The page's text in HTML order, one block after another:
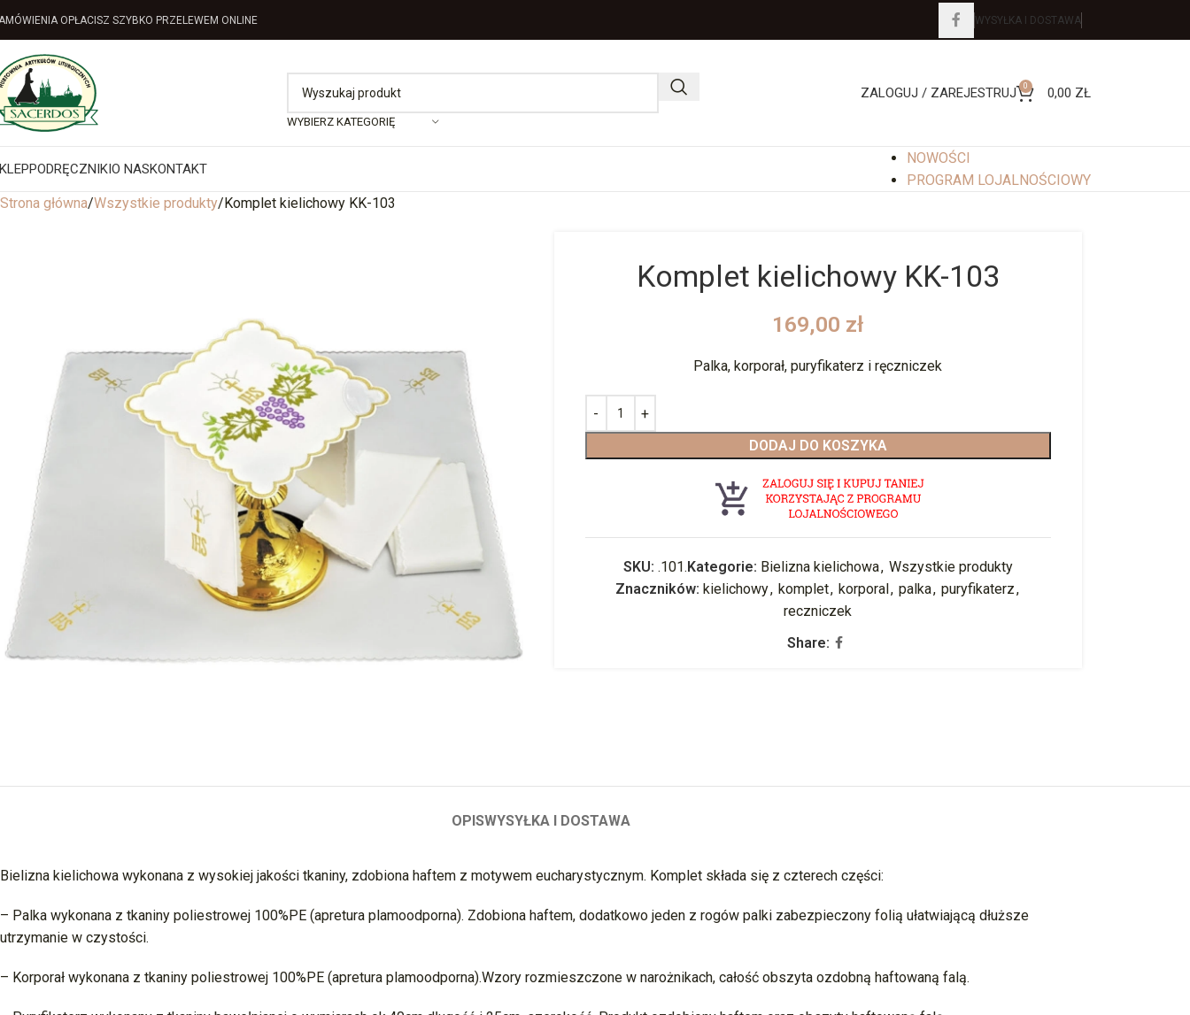
OPŁACISZ SZYBKO PRZELEWEM ONLINE WYSYŁKA I DOSTAWA
WYBIERZ KATEGORIĘ
ZALOGUJ / ZAREJESTRUJ 0 0,00 ZŁ
PODRĘCZNIKIO NASKONTAKT
NOWOŚCI
PROGRAM LOJALNOŚCIOWY
Strona główna Wszystkie produkty Komplet kielichowy KK-103
Komplet kielichowy KK-103
169,00 zł
Palka, korporał, puryfikaterz i ręczniczek
DODAJ DO KOSZYKA
SKU: .101.Kategorie: Bielizna kielichowa, Wszystkie produkty
Znaczników: kielichowy, komplet, korporal, palka, puryfikaterz,
reczniczek
Share:
OPISWYSYŁKA I DOSTAWA
Bielizna kielichowa wykonana z wysokiej jakości tkaniny, zdobiona haftem z motywem eucharystycznym. Komplet składa się z czterech części:
– Palka wykonana z tkaniny poliestrowej 100%PE (apretura plamoodporna). Zdobiona haftem, dodatkowo jeden z rogów palki zabezpieczony folią ułatwiającą dłuższe
utrzymanie w czystości.
– Korporał wykonana z tkaniny poliestrowej 100%PE (apretura plamoodporna).Wzory rozmieszczone w narożnikach, całość obszyta ozdobną haftowaną falą.